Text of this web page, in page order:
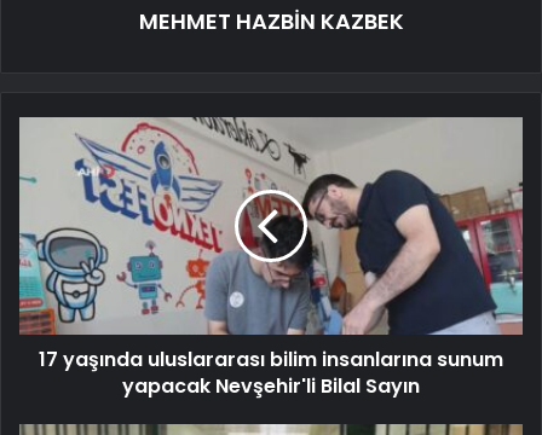
MEHMET HAZBİN KAZBEK
17 yaşında uluslararası bilim insanlarına sunum
yapacak Nevşehir'li Bilal Sayın